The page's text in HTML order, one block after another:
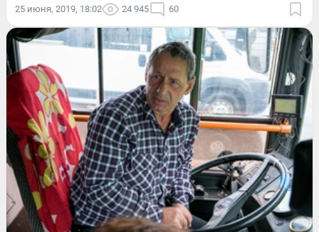
25 июня, 2019, 18:02 24 945 60